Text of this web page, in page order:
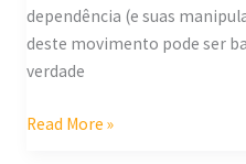
dependência (e suas
deste movimento pode ser
verdade
Read More »